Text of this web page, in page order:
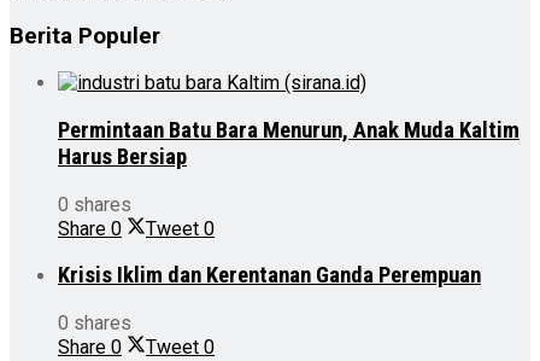
Berita Populer
Permintaan Batu Bara Menurun, Anak Muda Kaltim
Harus Bersiap
0 shares
Share 0 Tweet 0
Krisis Iklim dan Kerentanan Ganda Perempuan
0 shares
Share 0 Tweet 0